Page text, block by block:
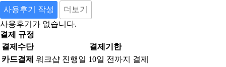
사용후기 작성
더보기
사용후기가 없습니다.
결제 규정
결제수단
결제기한
카드결제 워크샵 진행일 10일 전까지 결제